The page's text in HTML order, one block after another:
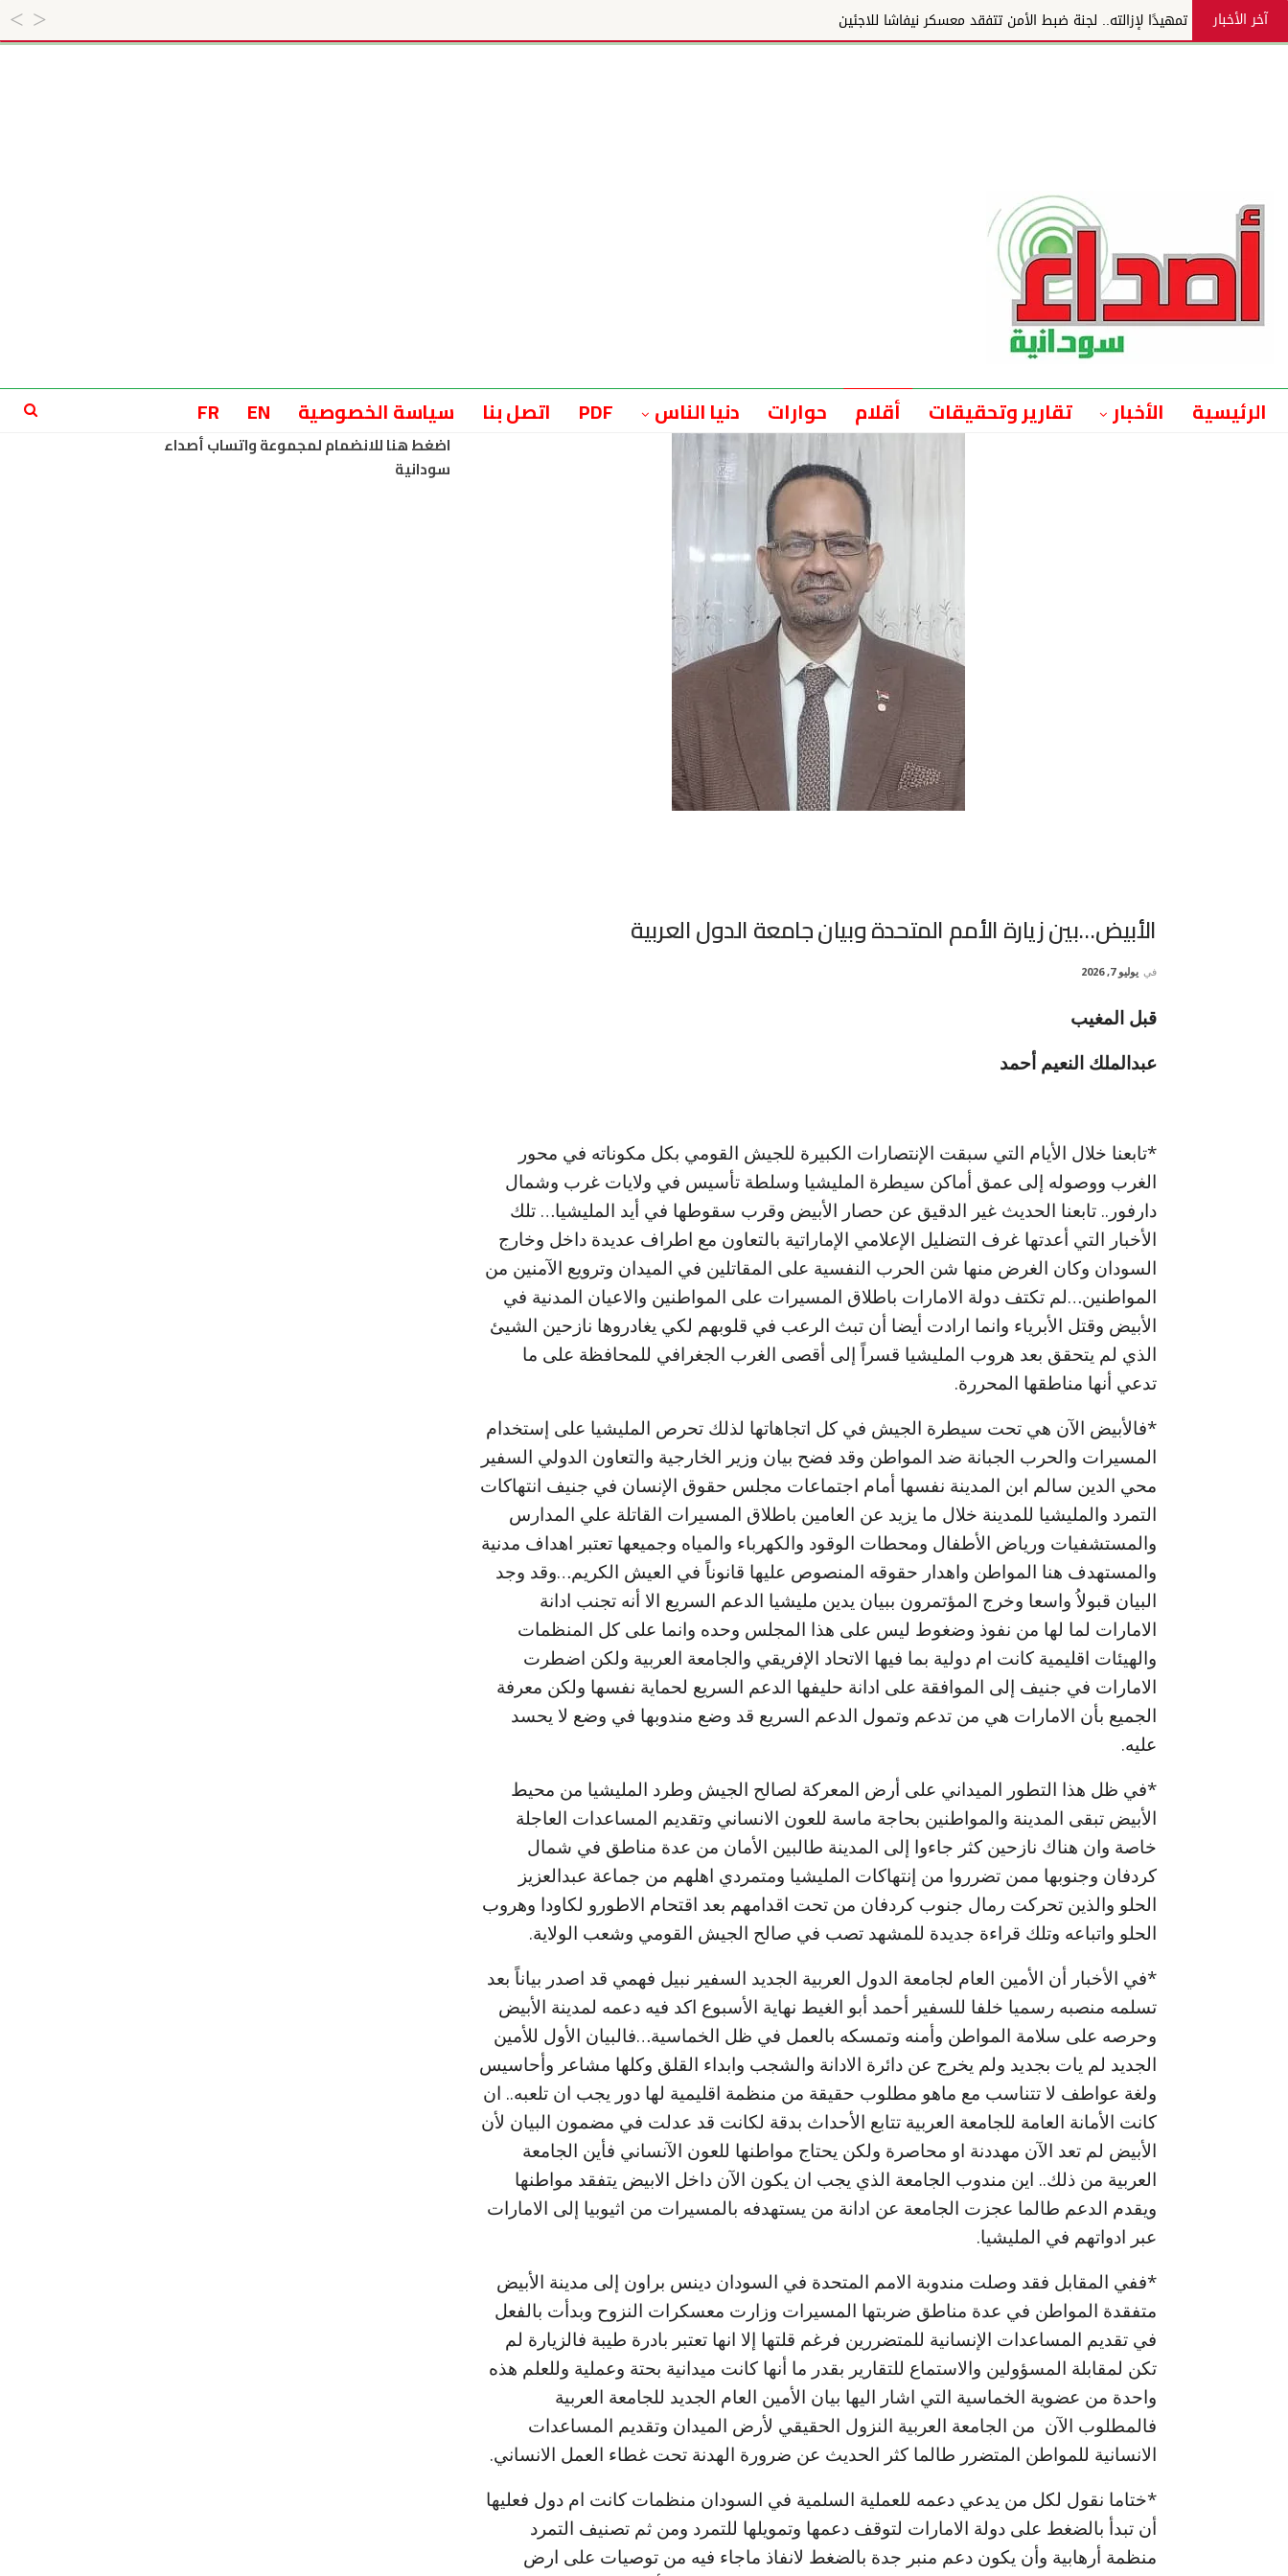
آخر الأخبار تمهيدًا لإزالته.. لجنة ضبط الأمن تتفقد معسكر نيفاشا للاجئين
الرئيسية الأخبار تقارير وتحقيقات أقلام حوارات دنيا الناس PDF اتصل بنا سياسة الخصوصية EN
FR
الأبيض…بين زيارة الأمم المتحدة وبيان جامعة الدول العربية
في يوليو 7, 2026
قبل المغيب
عبدالملك النعيم أحمد
*تابعنا خلال الأيام التي سبقت الإنتصارات الكبيرة للجيش القومي بكل مكوناته في محور
الغرب ووصوله إلى عمق أماكن سيطرة المليشيا وسلطة تأسيس في ولايات غرب وشمال
دارفور.. تابعنا الحديث غير الدقيق عن حصار الأبيض وقرب سقوطها في أيد المليشيا… تلك
الأخبار التي أعدتها غرف التضليل الإعلامي الإماراتية بالتعاون مع اطراف عديدة داخل وخارج
السودان وكان الغرض منها شن الحرب النفسية على المقاتلين في الميدان وترويع الآمنين من
المواطنين…لم تكتف دولة الامارات باطلاق المسيرات على المواطنين والاعيان المدنية في
الأبيض وقتل الأبرياء وانما ارادت أيضا أن تبث الرعب في قلوبهم لكي يغادروها نازحين الشيئ
الذي لم يتحقق بعد هروب المليشيا قسراً إلى أقصى الغرب الجغرافي للمحافظة على ما
تدعي أنها مناطقها المحررة.
*فالأبيض الآن هي تحت سيطرة الجيش في كل اتجاهاتها لذلك تحرص المليشيا على إستخدام
المسيرات والحرب الجبانة ضد المواطن وقد فضح بيان وزير الخارجية والتعاون الدولي السفير
محي الدين سالم ابن المدينة نفسها أمام اجتماعات مجلس حقوق الإنسان في جنيف انتهاكات
التمرد والمليشيا للمدينة خلال ما يزيد عن العامين باطلاق المسيرات القاتلة علي المدارس
والمستشفيات ورياض الأطفال ومحطات الوقود والكهرباء والمياه وجميعها تعتبر اهداف مدنية
والمستهدف هنا المواطن واهدار حقوقه المنصوص عليها قانوناً في العيش الكريم…وقد وجد
البيان قبولاُ واسعا وخرج المؤتمرون ببيان يدين مليشيا الدعم السريع الا أنه تجنب ادانة
الامارات لما لها من نفوذ وضغوط ليس على هذا المجلس وحده وانما على كل المنظمات
والهيئات اقليمية كانت ام دولية بما فيها الاتحاد الإفريقي والجامعة العربية ولكن اضطرت
الامارات في جنيف إلى الموافقة على ادانة حليفها الدعم السريع لحماية نفسها ولكن معرفة
الجميع بأن الامارات هي من تدعم وتمول الدعم السريع قد وضع مندوبها في وضع لا يحسد
عليه.
*في ظل هذا التطور الميداني على أرض المعركة لصالح الجيش وطرد المليشيا من محيط
الأبيض تبقى المدينة والمواطنين بحاجة ماسة للعون الانساني وتقديم المساعدات العاجلة
خاصة وان هناك نازحين كثر جاءوا إلى المدينة طالبين الأمان من عدة مناطق في شمال
كردفان وجنوبها ممن تضرروا من إنتهاكات المليشيا ومتمردي اهلهم من جماعة عبدالعزيز
الحلو والذين تحركت رمال جنوب كردفان من تحت اقدامهم بعد اقتحام الاطورو لكاودا وهروب
الحلو واتباعه وتلك قراءة جديدة للمشهد تصب في صالح الجيش القومي وشعب الولاية.
*في الأخبار أن الأمين العام لجامعة الدول العربية الجديد السفير نبيل فهمي قد اصدر بياناً بعد
تسلمه منصبه رسميا خلفا للسفير أحمد أبو الغيط نهاية الأسبوع اكد فيه دعمه لمدينة الأبيض
وحرصه على سلامة المواطن وأمنه وتمسكه بالعمل في ظل الخماسية…فالبيان الأول للأمين
الجديد لم يات بجديد ولم يخرج عن دائرة الادانة والشجب وابداء القلق وكلها مشاعر وأحاسيس
ولغة عواطف لا تتناسب مع ماهو مطلوب حقيقة من منظمة اقليمية لها دور يجب ان تلعبه.. ان
كانت الأمانة العامة للجامعة العربية تتابع الأحداث بدقة لكانت قد عدلت في مضمون البيان لأن
الأبيض لم تعد الآن مهددنة او محاصرة ولكن يحتاج مواطنها للعون الآنساني فأين الجامعة
العربية من ذلك.. اين مندوب الجامعة الذي يجب ان يكون الآن داخل الابيض يتفقد مواطنها
ويقدم الدعم طالما عجزت الجامعة عن ادانة من يستهدفه بالمسيرات من اثيوبيا إلى الامارات
عبر ادواتهم في المليشيا.
*ففي المقابل فقد وصلت مندوبة الامم المتحدة في السودان دينس براون إلى مدينة الأبيض
متفقدة المواطن في عدة مناطق ضربتها المسيرات وزارت معسكرات النزوح وبدأت بالفعل
في تقديم المساعدات الإنسانية للمتضررين فرغم قلتها إلا انها تعتبر بادرة طيبة فالزيارة لم
تكن لمقابلة المسؤولين والاستماع للتقارير بقدر ما أنها كانت ميدانية بحتة وعملية وللعلم هذه
واحدة من عضوية الخماسية التي اشار اليها بيان الأمين العام الجديد للجامعة العربية
فالمطلوب الآن من الجامعة العربية النزول الحقيقي لأرض الميدان وتقديم المساعدات
الانسانية للمواطن المتضرر طالما كثر الحديث عن ضرورة الهدنة تحت غطاء العمل الانساني.
*ختاما نقول لكل من يدعي دعمه للعملية السلمية في السودان منظمات كانت ام دول فعليها
أن تبدأ بالضغط على دولة الامارات لتوقف دعمها وتمويلها للتمرد ومن ثم تصنيف التمرد
منظمة أرهابية وأن يكون دعم منبر جدة بالضغط لانفاذ ماجاء فيه من توصيات على ارض
اضغط هنا للانضمام لمجموعة واتساب أصداء
سودانية